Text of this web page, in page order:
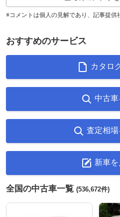
※コメントは個人の見解であり、記事提供
おすすめのサービス
カタロ
中古
査定相場
新車
全国の中古車一覧 (536,672件)